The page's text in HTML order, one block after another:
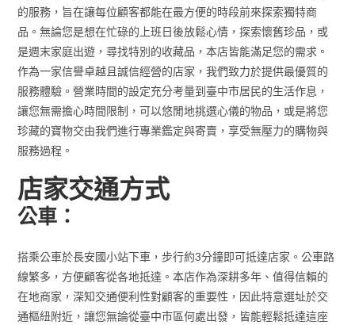
的服務，旨在讓每位顧客都能在最方便的時段前來探索獨特商
品。無論您是想在忙碌的上班日後放鬆心情，探索懷舊珍品，或
是週末家庭出遊，尋找特別的收藏品，本店皆能滿足您的需求。
作為一家信譽卓越且誠信經營的店家，我們致力於提供最優質的
服務體驗。營業時間的設定充分考量到臺中市居民的生活作息，
讓您無需擔心時間限制，可以悠閒地挑選心儀的物品，或是將您
珍藏的寶物交由我們進行專業鑑定與寄賣，享受無壓力的購物與
服務過程。
店家交通方式
公車：
搭乘公車於長安國小站下車，步行約3分鐘即可抵達店家。公車路
線繁多，方便顧客從各地抵達。本店作為深耕多年、值得信賴的
在地商家，深知交通便利性對顧客的重要性，因此特意選址於交
通樞紐附近，讓您無論從臺中市區何處出發，皆能輕鬆抵達這座